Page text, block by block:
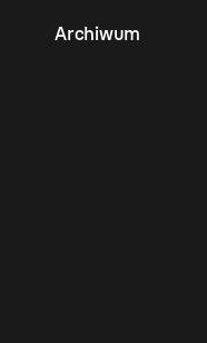
Archiwum